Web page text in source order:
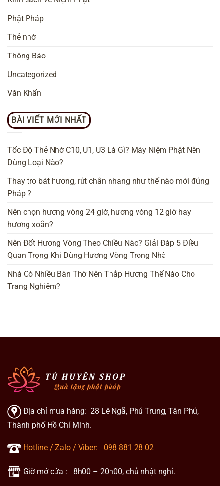
Phật Pháp
Thẻ nhớ
Thông Báo
Uncategorized
Văn Khấn
BÀI VIẾT MỚI NHẤT
Tốc Độ Thẻ Nhớ C10, U1, U3 Là Gì? Máy Niệm Phật Nên
Dùng Loại Nào?
Thay tro bát hương, rút chân nhang như thế nào mới đúng
Pháp ?
Nên chọn hương vòng 24 giờ, hương vòng 12 giờ hay
hương xoắn?
Nên Đốt Hương Vòng Theo Chiều Nào? Giải Đáp 5 Điều
Quan Trọng Khi Dùng Hương Vòng Trong Nhà
Nhà Có Nhiều Bàn Thờ Nên Thắp Hương Thế Nào Cho
Trang Nghiêm?
Địa chỉ mua hàng: 28 Lê Ngã, Phú Trung, Tân Phú,
Thành phố Hồ Chí Minh.
Hotline / Zalo / Viber: 098 881 28 02
Giờ mở cửa : 8h00 – 20h00, chủ nhật nghỉ.